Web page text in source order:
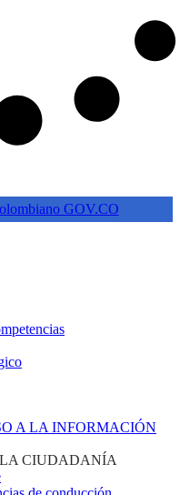
A LA INFORMACIÓN
LA CIUDADANÍA